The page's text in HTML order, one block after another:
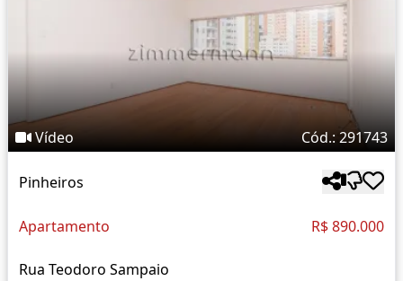
Vídeo Cód.: 291743
Pinheiros
Apartamento R$ 890.000
Rua Teodoro Sampaio